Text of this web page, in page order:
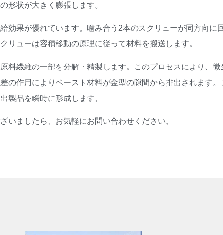
形状が大きく膨張します。
効果が優れています。噛み合う2本のスクリューが同方向に
リューは容積移動の原理に従って材料を搬送します。
料繊維の一部を分解・精製します。このプロセスにより、微
の作用によりペースト材料が金型の隙間から排出されます。
製品を瞬時に形成します。
いましたら、お気軽にお問い合わせください。